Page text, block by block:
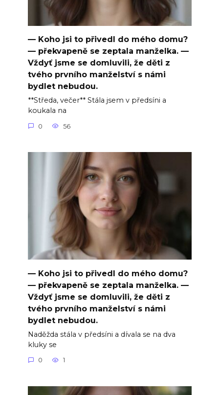
— Koho jsi to přivedl do mého domu?
— překvapeně se zeptala manželka. —
Vždyť jsme se domluvili, že děti z
tvého prvního manželství s námi
bydlet nebudou.
**Středa, večer** Stála jsem v předsíni a
koukala na
0 56
— Koho jsi to přivedl do mého domu?
— překvapeně se zeptala manželka. —
Vždyť jsme se domluvili, že děti z
tvého prvního manželství s námi
bydlet nebudou.
Naděžda stála v předsíni a dívala se na dva
kluky se
0 1